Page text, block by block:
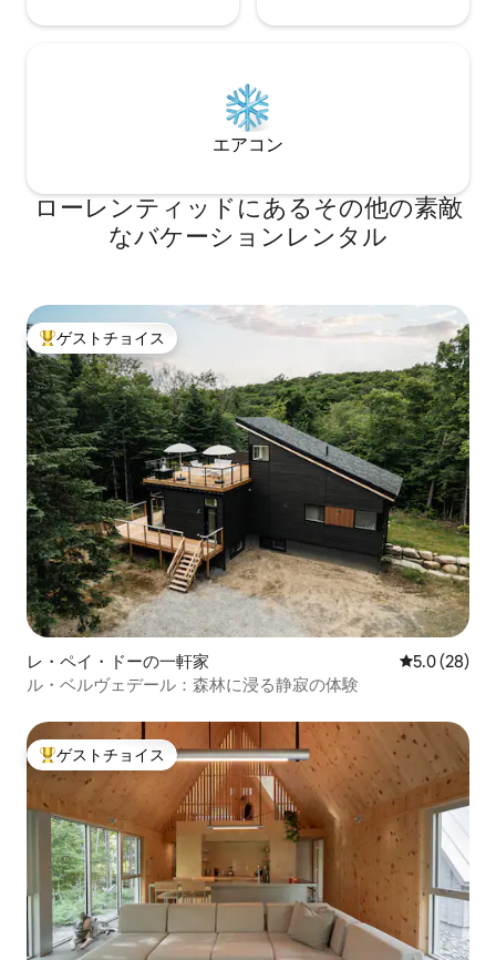
エアコン
ローレンティッドにあるその他の素敵
なバケーションレンタル
大好評のゲストチョイスです。
ゲストチョイス
レ・ペイ・ドーの一軒家 レビュー28
5.0 (28)
ル・ベルヴェデール：森林に浸る静寂の体験
大好評のゲストチョイスです。
ゲストチョイス